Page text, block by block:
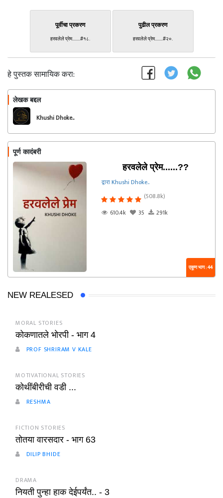
पूर्वीचा प्रकरण
हरवलेले प्रेम........#१८.
पुढील प्रकरण
हरवलेले प्रेम........#२०.
हे पुस्तक सामायिक करा:
लेखक बद्दल
Khushi Dhoke..️️️
पूर्ण कादंबरी
हरवलेले प्रेम......??
द्वारा Khushi Dhoke..️️️
(508.8k)
610.4k
35 291k
एकूण भाग : 44
NEW REALESED
MORAL STORIES
कोकणातले भोरपी - भाग 4
PROF SHRIRAM V KALE
MOTIVATIONAL STORIES
कोथींबीरीची वडी ...
RESHMA
FICTION STORIES
तोतया वारसदार - भाग 63
DILIP BHIDE
DRAMA
नियती पुन्हा हाक देईपर्यंत.. - 3